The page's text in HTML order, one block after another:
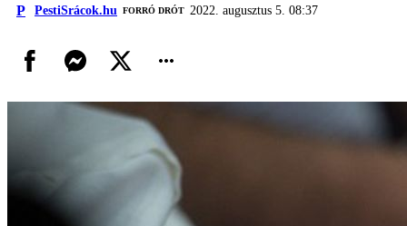
P PestiSrácok.hu FORRÓ DRÓT 2022. augusztus 5. 08:37